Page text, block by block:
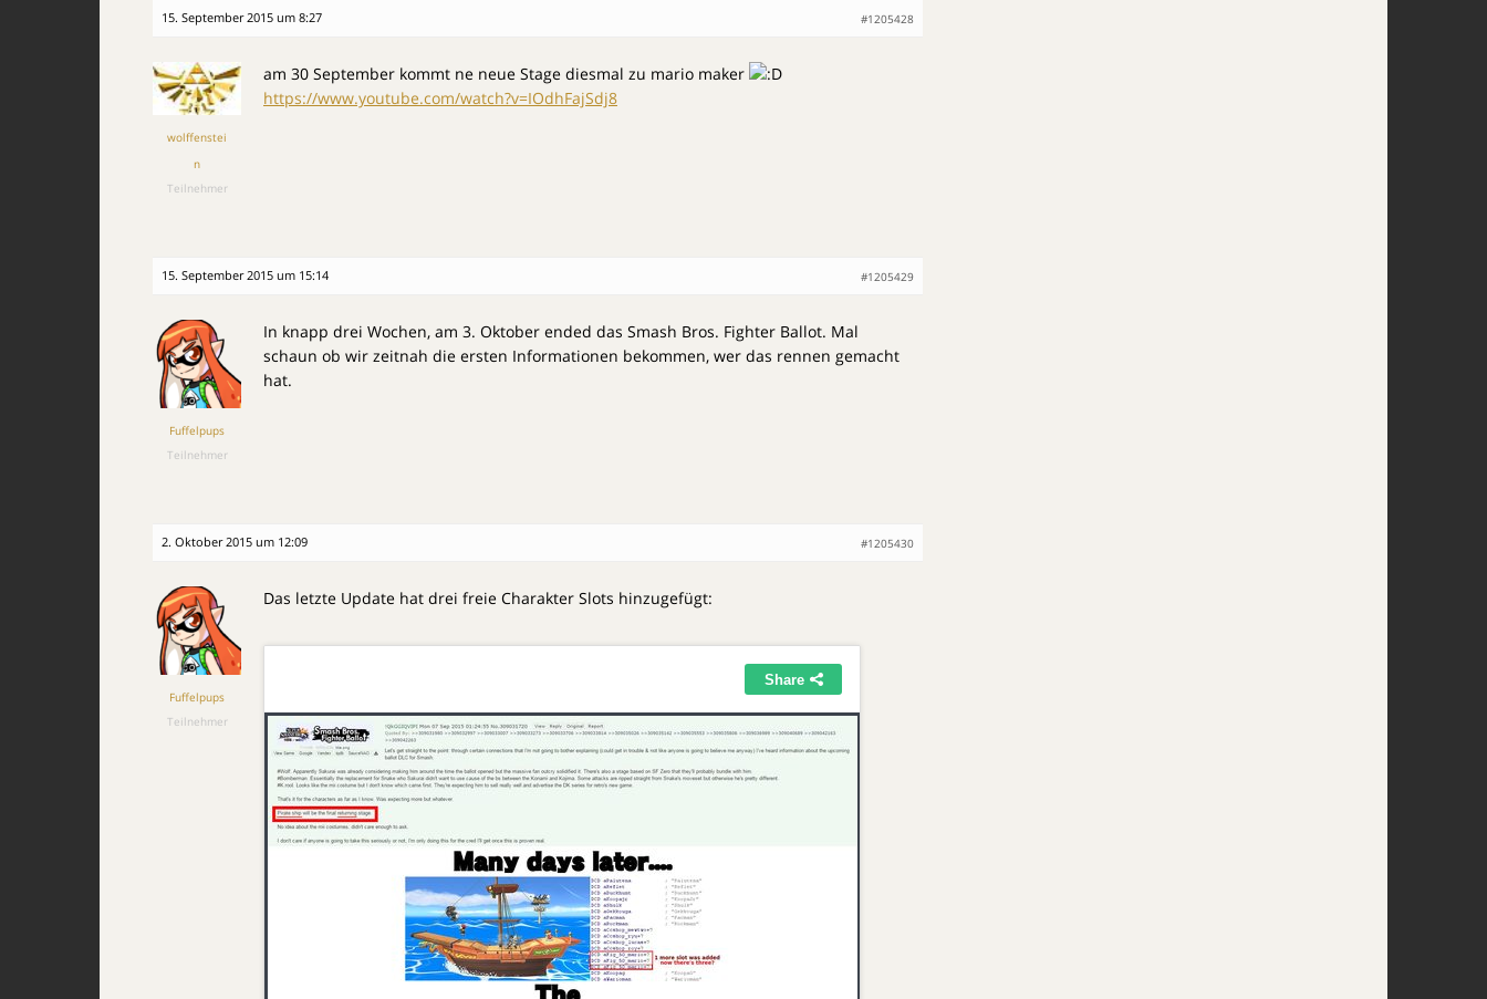
15. September 2015 um 8:27 #1205428
wolffenstei
n
Teilnehmer
am 30 September kommt ne neue Stage diesmal zu mario maker
https://www.youtube.com/watch?v=IOdhFajSdj8
15. September 2015 um 15:14 #1205429
Fuffelpups
Teilnehmer
In knapp drei Wochen, am 3. Oktober ended das Smash Bros. Fighter Ballot. Mal
schaun ob wir zeitnah die ersten Informationen bekommen, wer das rennen gemacht
hat.
2. Oktober 2015 um 12:09 #1205430
Fuffelpups
Teilnehmer
Das letzte Update hat drei freie Charakter Slots hinzugefügt: